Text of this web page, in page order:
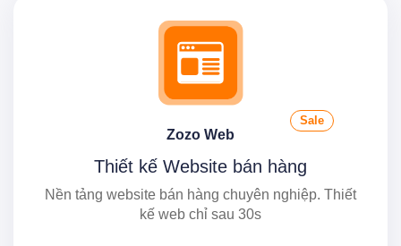
Zozo Web
Sale
Thiết kế Website bán hàng
Nền tảng website bán hàng chuyên nghiệp. Thiết
kế web chỉ sau 30s